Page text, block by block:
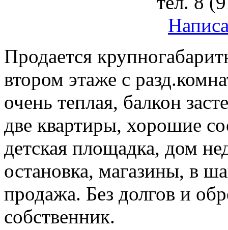
Продается
втором этаже с
очень теплая, балкон
две квартиры, хорошие
детская площадка, дом
остановка, магазины, в
продажа. Без долгов и
собственник.